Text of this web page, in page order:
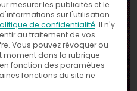
mesurer les publicités et le
sur l'utilisation
de confidentialité. Il n'y
au traitement de vos
Vous pouvez révoquer ou
moment dans la rubrique
fonction des paramètres
fonctions du site ne